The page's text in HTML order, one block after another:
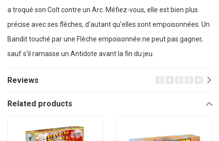
a troqué son Colt contre un Arc. Méfiez-vous, elle est bien plus
précise avec ses flèches, d’autant qu’elles sont empoisonnées. Un
Bandit touché par une Flèche empoisonnée ne peut pas gagner,
sauf s’il ramasse un Antidote avant la fin du jeu.
Reviews
Related products